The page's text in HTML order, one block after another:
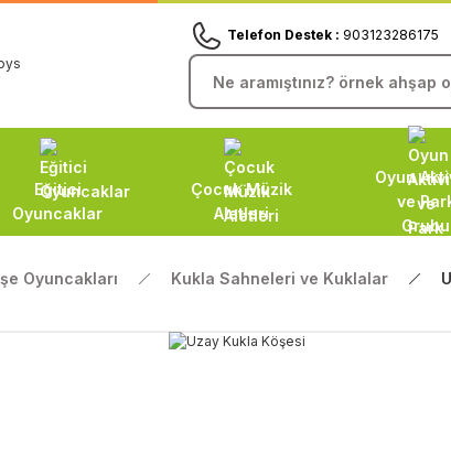
Telefon Destek : 903123286175
Eğitici
Oyuncaklar
Çocuk Müzik
Aletleri
Oyun
ve
Grubu
Oyuncakları Kukla Sahneleri ve Kuklalar